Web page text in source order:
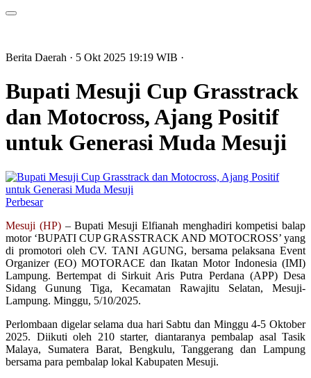
Berita Daerah · 5 Okt 2025 19:19 WIB ·
Bupati Mesuji Cup Grasstrack
dan Motocross, Ajang Positif
untuk Generasi Muda Mesuji
Perbesar
Mesuji (HP) – Bupati Mesuji Elfianah menghadiri kompetisi balap
motor ‘BUPATI CUP GRASSTRACK AND MOTOCROSS’ yang
di promotori oleh CV. TANI AGUNG, bersama pelaksana Event
Organizer (EO) MOTORACE dan Ikatan Motor Indonesia (IMI)
Lampung. Bertempat di Sirkuit Aris Putra Perdana (APP) Desa
Sidang Gunung Tiga, Kecamatan Rawajitu Selatan, Mesuji-
Lampung. Minggu, 5/10/2025.
Perlombaan digelar selama dua hari Sabtu dan Minggu 4-5 Oktober
2025. Diikuti oleh 210 starter, diantaranya pembalap asal Tasik
Malaya, Sumatera Barat, Bengkulu, Tanggerang dan Lampung
bersama para pembalap lokal Kabupaten Mesuji.